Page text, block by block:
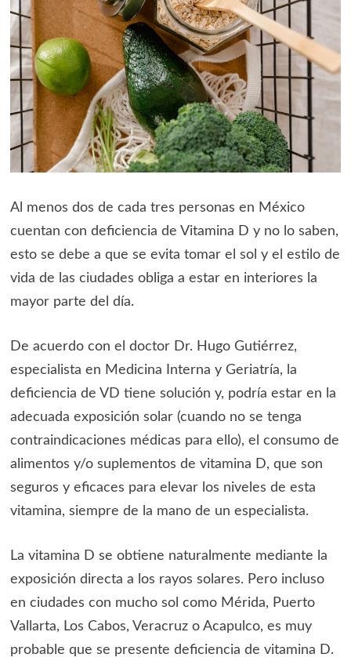
Al menos dos de cada tres personas en México
cuentan con deficiencia de Vitamina D y no lo saben,
esto se debe a que se evita tomar el sol y el estilo de
vida de las ciudades obliga a estar en interiores la
mayor parte del día.
De acuerdo con el doctor Dr. Hugo Gutiérrez,
especialista en Medicina Interna y Geriatría, la
deficiencia de VD tiene solución y, podría estar en la
adecuada exposición solar (cuando no se tenga
contraindicaciones médicas para ello), el consumo de
alimentos y/o suplementos de vitamina D, que son
seguros y eficaces para elevar los niveles de esta
vitamina, siempre de la mano de un especialista.
La vitamina D se obtiene naturalmente mediante la
exposición directa a los rayos solares. Pero incluso
en ciudades con mucho sol como Mérida, Puerto
Vallarta, Los Cabos, Veracruz o Acapulco, es muy
probable que se presente deficiencia de vitamina D.